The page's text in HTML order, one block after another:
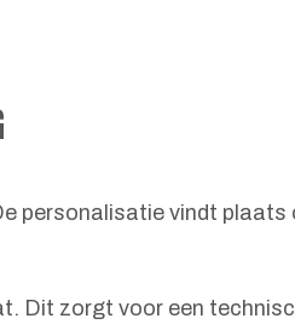
personalisatie vindt plaats
Dit zorgt voor een